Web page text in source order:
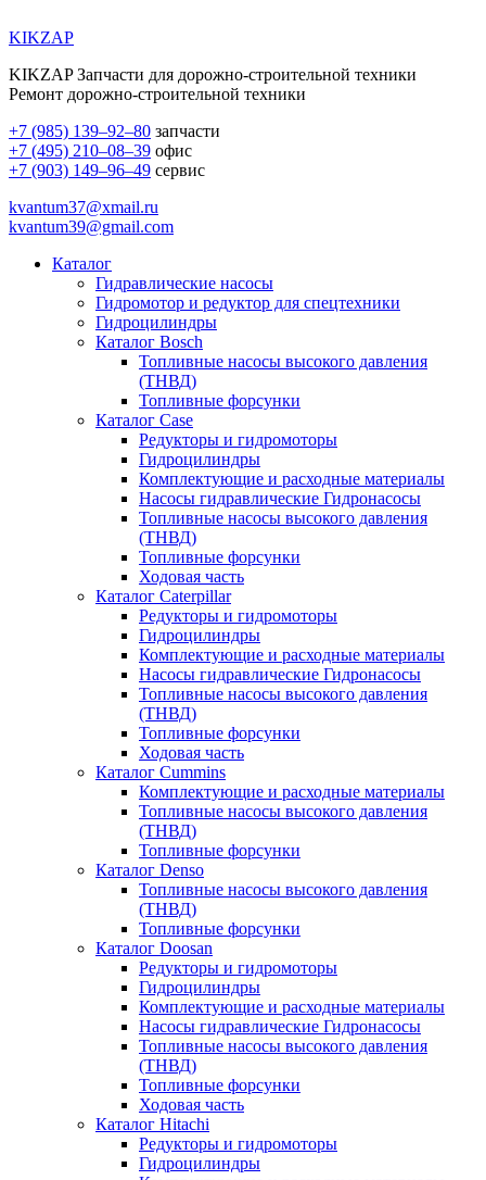
KIKZAP
KIKZAP Запчасти для дорожно-строительной техники
Ремонт дорожно-строительной техники
+7 (985) 139–92–80 запчасти
+7 (495) 210–08–39 офис
+7 (903) 149–96–49 сервис
kvantum37@xmail.ru
kvantum39@gmail.com
Каталог
Гидравлические насосы
Гидромотор и редуктор для спецтехники
Гидроцилиндры
Каталог Bosch
Топливные насосы высокого давления
(ТНВД)
Топливные форсунки
Каталог Case
Редукторы и гидромоторы
Гидроцилиндры
Комплектующие и расходные материалы
Насосы гидравлические Гидронасосы
Топливные насосы высокого давления
(ТНВД)
Топливные форсунки
Ходовая часть
Каталог Caterpillar
Редукторы и гидромоторы
Гидроцилиндры
Комплектующие и расходные материалы
Насосы гидравлические Гидронасосы
Топливные насосы высокого давления
(ТНВД)
Топливные форсунки
Ходовая часть
Каталог Cummins
Комплектующие и расходные материалы
Топливные насосы высокого давления
(ТНВД)
Топливные форсунки
Каталог Denso
Топливные насосы высокого давления
(ТНВД)
Топливные форсунки
Каталог Doosan
Редукторы и гидромоторы
Гидроцилиндры
Комплектующие и расходные материалы
Насосы гидравлические Гидронасосы
Топливные насосы высокого давления
(ТНВД)
Топливные форсунки
Ходовая часть
Каталог Hitachi
Редукторы и гидромоторы
Гидроцилиндры